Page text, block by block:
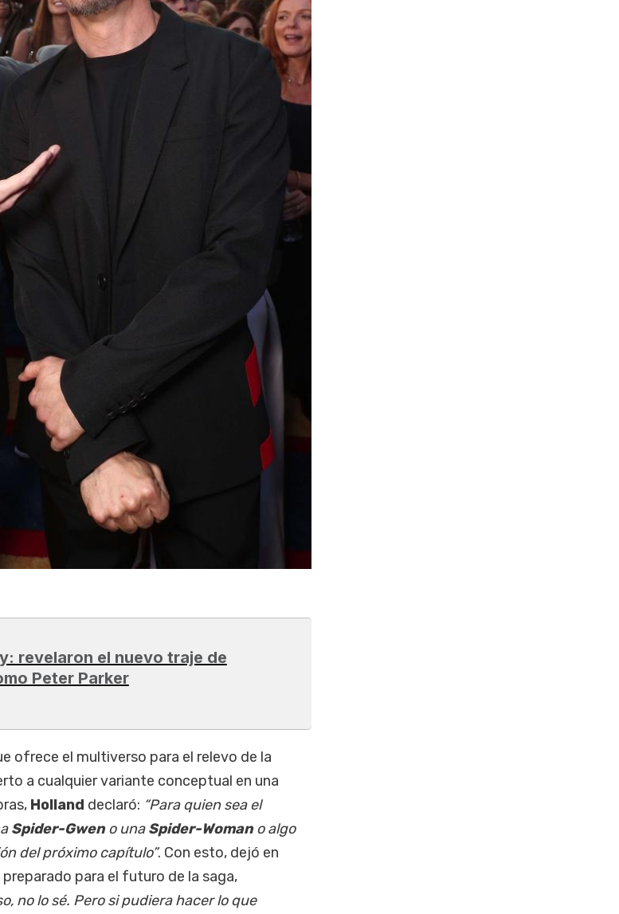
revelaron el nuevo traje de
Peter Parker
ofrece el multiverso para el relevo de la
a cualquier variante conceptual en una
Holland declaró: “Para quien sea el
Spider-Gweno unaSpider-Womano algo
del próximo capítulo”. Con esto, dejó en
para el futuro de la saga,
no lo sé. Pero si pudiera hacer lo que